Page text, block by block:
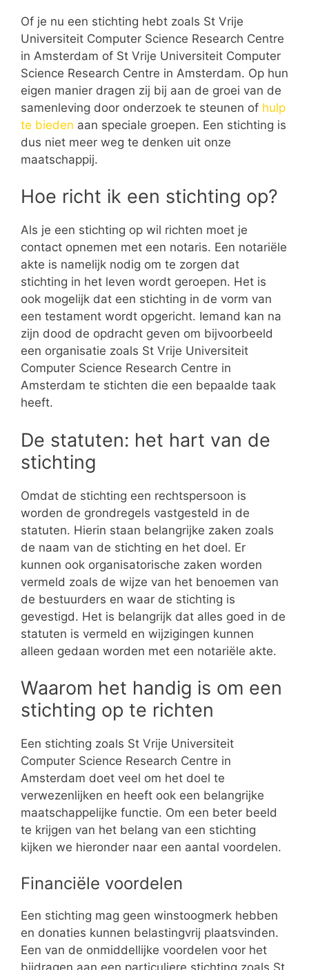
Of je nu een stichting hebt zoals St Vrije
Universiteit Computer Science Research Centre
in Amsterdam of St Vrije Universiteit Computer
Science Research Centre in Amsterdam. Op hun
eigen manier dragen zij bij aan de groei van de
samenleving door onderzoek te steunen of hulp
te bieden aan speciale groepen. Een stichting is
dus niet meer weg te denken uit onze
maatschappij.
Hoe richt ik een stichting op?
Als je een stichting op wil richten moet je
contact opnemen met een notaris. Een notariële
akte is namelijk nodig om te zorgen dat
stichting in het leven wordt geroepen. Het is
ook mogelijk dat een stichting in de vorm van
een testament wordt opgericht. Iemand kan na
zijn dood de opdracht geven om bijvoorbeeld
een organisatie zoals St Vrije Universiteit
Computer Science Research Centre in
Amsterdam te stichten die een bepaalde taak
heeft.
De statuten: het hart van de
stichting
Omdat de stichting een rechtspersoon is
worden de grondregels vastgesteld in de
statuten. Hierin staan belangrijke zaken zoals
de naam van de stichting en het doel. Er
kunnen ook organisatorische zaken worden
vermeld zoals de wijze van het benoemen van
de bestuurders en waar de stichting is
gevestigd. Het is belangrijk dat alles goed in de
statuten is vermeld en wijzigingen kunnen
alleen gedaan worden met een notariële akte.
Waarom het handig is om een
stichting op te richten
Een stichting zoals St Vrije Universiteit
Computer Science Research Centre in
Amsterdam doet veel om het doel te
verwezenlijken en heeft ook een belangrijke
maatschappelijke functie. Om een beter beeld
te krijgen van het belang van een stichting
kijken we hieronder naar een aantal voordelen.
Financiële voordelen
Een stichting mag geen winstoogmerk hebben
en donaties kunnen belastingvrij plaatsvinden.
Een van de onmiddellijke voordelen voor het
bijdragen aan een particuliere stichting zoals St